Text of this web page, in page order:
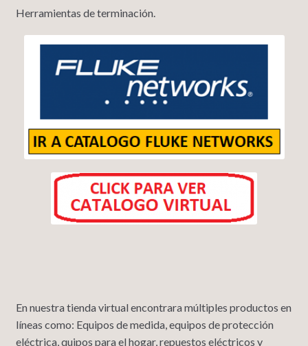
Herramientas de terminación.
En nuestra tienda virtual encontrara múltiples productos en
líneas como: Equipos de medida, equipos de protección
eléctrica, quipos para el hogar, repuestos eléctricos y